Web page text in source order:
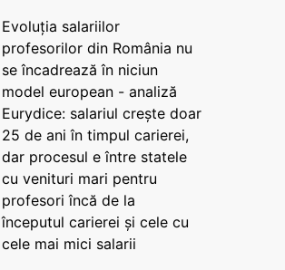
Evoluția salariilor
profesorilor din România nu
se încadrează în niciun
model european - analiză
Eurydice: salariul crește doar
25 de ani în timpul carierei,
dar procesul e între statele
cu venituri mari pentru
profesori încă de la
începutul carierei și cele cu
cele mai mici salarii